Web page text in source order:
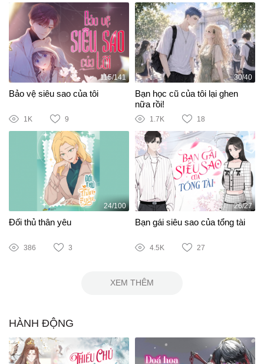
115/141
Bảo vệ siêu sao của tôi
1K 9
30/40
Bạn học cũ của tôi lại ghen
nữa rồi!
1.7K 18
24/100
Đối thủ thân yêu
386 3
26/27
Bạn gái siêu sao của tổng tài
4.5K 27
XEM THÊM
HÀNH ĐỘNG